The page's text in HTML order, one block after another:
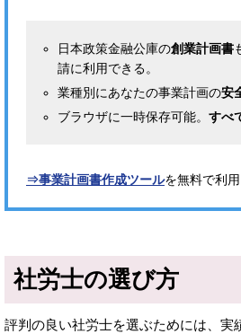
日本政策金融公庫の創業計画書
請に利用できる。
業種別にあなたの事業計画の安
ブラウザに一時保存可能。 すべ
⇒事業計画書作成ツールを無料で利
社労士の選び方
評判の良い社労士を選ぶためには、実